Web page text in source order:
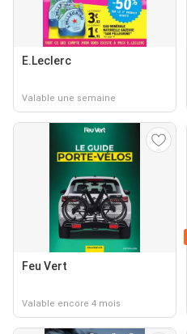
E.Leclerc
Valable une semaine
Feu Vert
Valable encore 4 mois